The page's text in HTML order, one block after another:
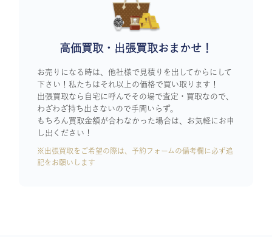
高価買取・出張買取おまかせ！
お売りになる時は、他社様で見積りを出してからにして
下さい！私たちはそれ以上の価格で買い取ります！
出張買取なら自宅に呼んでその場で査定・買取なので、
わざわざ持ち出さないので手間いらず。
もちろん買取金額が合わなかった場合は、お気軽にお申
し出ください！
※出張買取をご希望の際は、予約フォームの備考欄に必ず追
記をお願いします